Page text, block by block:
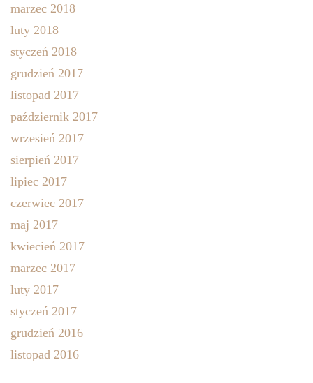
marzec 2018
luty 2018
styczeń 2018
grudzień 2017
listopad 2017
październik 2017
wrzesień 2017
sierpień 2017
lipiec 2017
czerwiec 2017
maj 2017
kwiecień 2017
marzec 2017
luty 2017
styczeń 2017
grudzień 2016
listopad 2016